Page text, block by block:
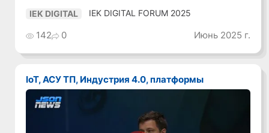
IEK DIGITAL IEK DIGITAL FORUM 2025
142 0 Июнь 2025 г.
IoT, АСУ ТП, Индустрия 4.0, платформы